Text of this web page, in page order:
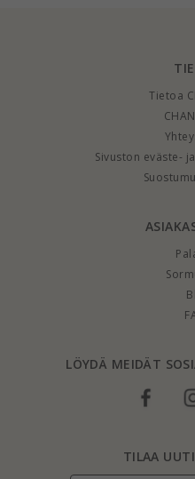
Tietoa
Sivuston eväste-
LÖYDÄ MEIDÄT
TILAA